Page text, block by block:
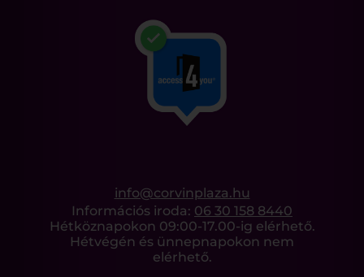
info@corvinplaza.hu
Információs iroda: 06 30 158 8440
Hétköznapokon 09:00-17.00-ig elérhető.
Hétvégén és ünnepnapokon nem
elérhető.